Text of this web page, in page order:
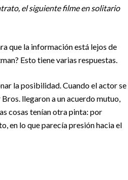
el siguiente filme en solitario
que la información está lejos de
Esto tiene varias respuestas.
la posibilidad. Cuando el actor se
llegaron a un acuerdo mutuo,
cosas tenían otra pinta: por
en lo que parecía presión hacia el